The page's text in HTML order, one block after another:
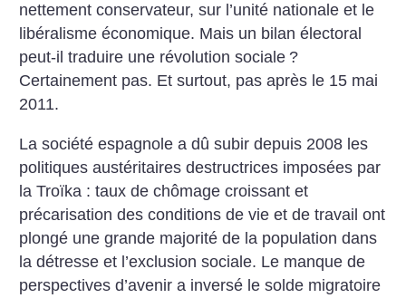
nettement conservateur, sur l’unité nationale et le
libéralisme économique. Mais un bilan électoral
peut-il traduire une révolution sociale ?
Certainement pas. Et surtout, pas après le 15 mai
2011.
La société espagnole a dû subir depuis 2008 les
politiques austéritaires destructrices imposées par
la Troïka : taux de chômage croissant et
précarisation des conditions de vie et de travail ont
plongé une grande majorité de la population dans
la détresse et l’exclusion sociale. Le manque de
perspectives d’avenir a inversé le solde migratoire